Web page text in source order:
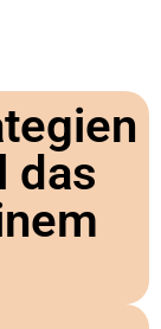
das